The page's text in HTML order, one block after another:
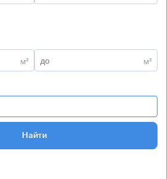
м²
м²
Найти